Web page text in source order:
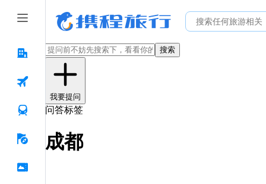
搜索
我要提问
问答标签
成都